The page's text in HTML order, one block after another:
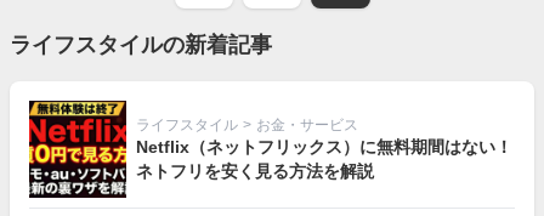
ライフスタイルの新着記事
ライフスタイル > お金・サービス
Netflix（ネットフリックス）に無料期間はない！
ネトフリを安く見る方法を解説